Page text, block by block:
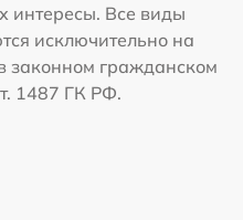
интересы. Все виды
исключительно на
законном гражданском
1487 ГК РФ.